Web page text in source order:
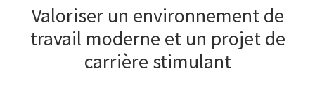
Valoriser un environnement de
travail moderne et un projet de
carrière stimulant